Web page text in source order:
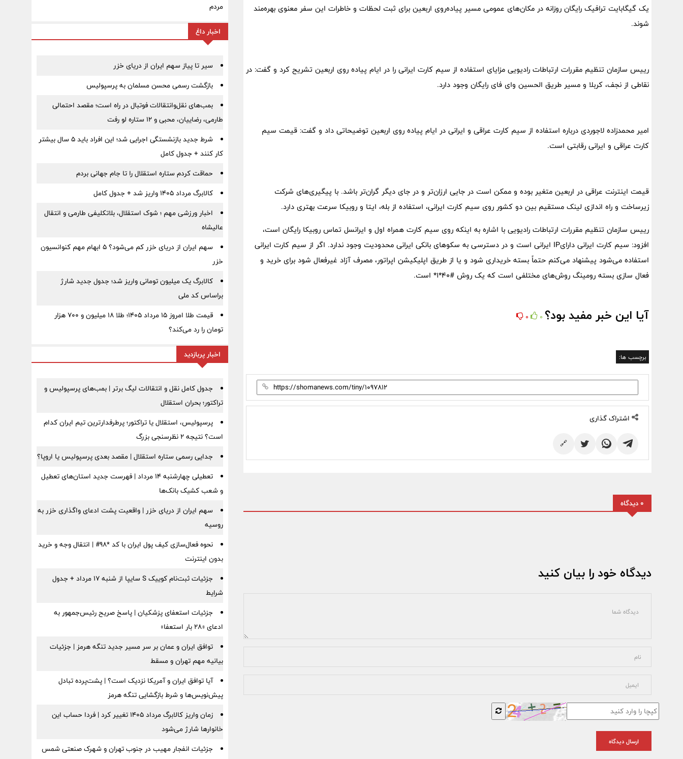
یک گیگابایت ترافیک رایگان روزانه در مکان‌های عمومی مسیر پیاده‌روی اربعین برای ثبت لحظات و خاطرات این سفر معنوی بهره‌مند
شوند.
رییس سازمان تنظیم مقررات ارتباطات رادیویی مزایای استفاده از سیم کارت ایرانی را در ایام پیاده روی اربعین تشریح کرد و گفت: در
نقاطی از نجف، کربلا و مسیر طریق الحسین وای فای رایگان وجود دارد.
امیر محمدزاده لاجوردی درباره استفاده از سیم کارت عراقی و ایرانی در ایام پیاده روی اربعین توضیحاتی داد و گفت: قیمت سیم
کارت عراقی و ایرانی رقابتی است.
قیمت اینترنت عراقی در اربعین متغیر بوده و ممکن است در جایی ارزان‌تر و در جای دیگر گران‌تر باشد. با پیگیری‌های شرکت
زیرساخت و راه اندازی لینک مستقیم بین دو کشور روی سیم کارت ایرانی، استفاده از بله، ایتا و روبیکا سرعت بهتری دارد.
رییس سازمان تنظیم مقررات ارتباطات رادیویی با اشاره به اینکه روی سیم کارت همراه اول و ایرانسل تماس روبیکا رایگان است،
افزود: سیم کارت ایرانی دارایIP ایرانی است و در دسترسی به سکوهای بانکی ایرانی محدودیت وجود ندارد. اگر از سیم کارت ایرانی
استفاده می‌شود پیشنهاد می‌کنم حتماً بسته خریداری شود و یا از طریق اپلیکیشن اپراتور، مصرف آزاد غیرفعال شود برای خرید و
فعال سازی بسته رومینگ روش‌های مختلفی است که یک روش #۴۰*۱* است.
آیا این خبر مفید بود؟ 0
0
برچسب ها:
اشتراک گذاری
🔗
0 دیدگاه
دیدگاه خود را بیان کنید
ارسال دیدگاه
مردم
اخبار داغ
سیر تا پیاز سهم ایران از دریای خزر
بازگشت رسمی محسن مسلمان به پرسپولیس
بمب‌های نقل‌وانتقالات فوتبال در راه است؛ مقصد احتمالی
طارمی، رضاییان، محبی و ۱۲ ستاره لو رفت
شرط جدید بازنشستگی اجرایی شد؛ این افراد باید ۵ سال بیشتر
کار کنند + جدول کامل
حماقت کردم ستاره استقلال را تا جام جهانی بردم
کالابرگ مرداد ۱۴۰۵ واریز شد + جدول کامل
اخبار ورزشی مهم ؛ شوک استقلال، بلاتکلیفی طارمی و انتقال
عالیشاه
سهم ایران از دریای خزر کم می‌شود؟ ۵ ابهام مهم کنوانسیون
خزر
کالابرگ یک میلیون تومانی واریز شد؛ جدول جدید شارژ
براساس کد ملی
قیمت طلا امروز ۱۵ مرداد ۱۴۰۵؛ طلا ۱۸ میلیون و ۷۰۰ هزار
تومان را رد می‌کند؟
اخبار پربازدید
جدول کامل نقل و انتقالات لیگ برتر | بمب‌های پرسپولیس و
تراکتور؛ بحران استقلال
پرسپولیس، استقلال یا تراکتور؛ پرطرفدارترین تیم ایران کدام
است؟ نتیجه ۲ نظرسنجی بزرگ
جدایی رسمی ستاره استقلال | مقصد بعدی پرسپولیس یا اروپا؟
تعطیلی چهارشنبه ۱۴ مرداد | فهرست جدید استان‌های تعطیل
و شعب کشیک بانک‌ها
سهم ایران از دریای خزر | واقعیت پشت ادعای واگذاری خزر به
روسیه
نحوه فعال‌سازی کیف پول ایران با کد *98# | انتقال وجه و خرید
بدون اینترنت
جزئیات ثبت‌نام کوییک S سایپا از شنبه ۱۷ مرداد + جدول
شرایط
جزئیات استعفای پزشکیان | پاسخ صریح رئیس‌جمهور به
ادعای «۲۸ بار استعفا»
توافق ایران و عمان بر سر مسیر جدید تنگه هرمز | جزئیات
بیانیه مهم تهران و مسقط
آیا توافق ایران و آمریکا نزدیک است؟ | پشت‌پرده تبادل
پیش‌نویس‌ها و شرط بازگشایی تنگه هرمز
زمان واریز کالابرگ مرداد ۱۴۰۵ تغییر کرد | فردا حساب این
خانوارها شارژ می‌شود
جزئیات انفجار مهیب در جنوب تهران و شهرک صنعتی شمس